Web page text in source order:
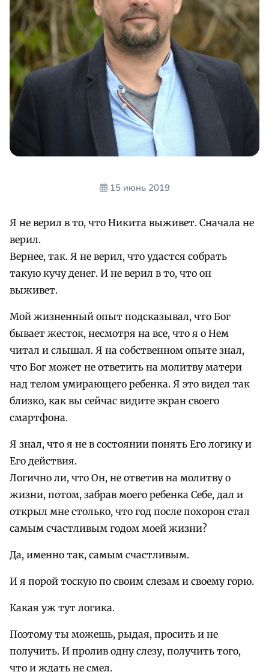
15 июнь 2019
Я не верил в то, что Никита выживет. Сначала не
верил.
Вернее, так. Я не верил, что удастся собрать
такую кучу денег. И не верил в то, что он
выживет.
Мой жизненный опыт подсказывал, что Бог
бывает жесток, несмотря на все, что я о Нем
читал и слышал. Я на собственном опыте знал,
что Бог может не ответить на молитву матери
над телом умирающего ребенка. Я это видел так
близко, как вы сейчас видите экран своего
смартфона.
Я знал, что я не в состоянии понять Его логику и
Его действия.
Логично ли, что Он, не ответив на молитву о
жизни, потом, забрав моего ребенка Себе, дал и
открыл мне столько, что год после похорон стал
самым счастливым годом моей жизни?
Да, именно так, самым счастливым.
И я порой тоскую по своим слезам и своему горю.
Какая уж тут логика.
Поэтому ты можешь, рыдая, просить и не
получить. И пролив одну слезу, получить того,
что и ждать не смел.